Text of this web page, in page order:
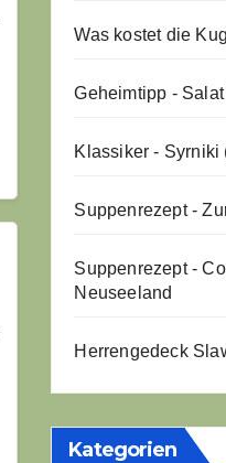
Was kostet die
Geheimtipp -
Klassiker - Syrniki
Suppenrezept -
Suppenrezept -
Neuseeland
Herrengedeck
Kategorien